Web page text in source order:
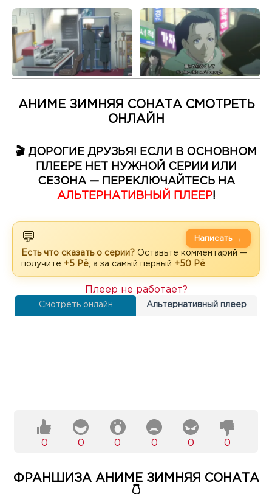
АНИМЕ ЗИМНЯЯ СОНАТА СМОТРЕТЬ
ОНЛАЙН
🎬 ДОРОГИЕ ДРУЗЬЯ! ЕСЛИ В ОСНОВНОМ
ПЛЕЕРЕ НЕТ НУЖНОЙ СЕРИИ ИЛИ
СЕЗОНА — ПЕРЕКЛЮЧАЙТЕСЬ НА
АЛЬТЕРНАТИВНЫЙ ПЛЕЕР!
💬
Есть что сказать о серии? Оставьте комментарий —
получите +5 Рё , а за самый первый +50 Рё
Написать →
Смотреть онлайн Альтернативный плеер
Плеер не работает?
0 0 0 0 0 0
ФРАНШИЗА АНИМЕ ЗИМНЯЯ СОНАТА